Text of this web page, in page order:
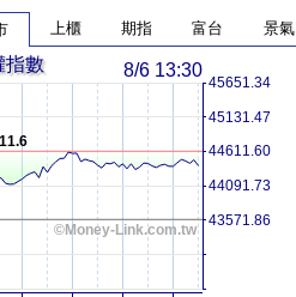
上櫃 期指 富台 景氣
©Money-Link.com.tw
8/6 13:30
指數
43571.86
44091.73
44611.60
45131.47
45651.34